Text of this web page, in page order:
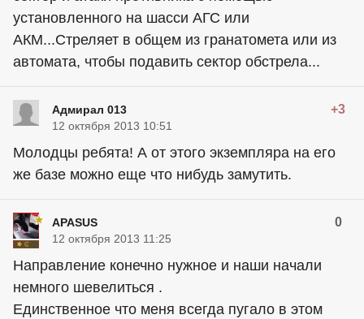
установленного на шасси АГС или
АКМ...Стреляет в общем из гранатомета или из
автомата, чтобы подавить сектор обстрела...
Адмирал 013 +3
12 октября 2013 10:51
Молодцы ребята! А от этого экземпляра на его
же базе можно еще что нибудь замутить.
APASUS 0
12 октября 2013 11:25
Направление конечно нужное и наши начали
немного шевелиться .
Единственное что меня всегда пугало в этом